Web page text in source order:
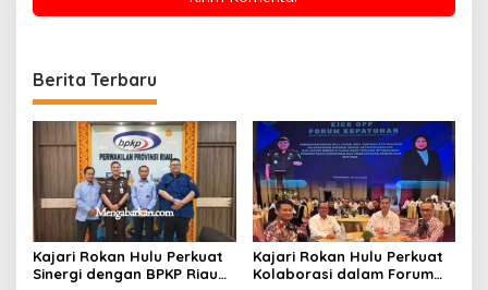
Berita Terbaru
Kajari Rokan Hulu Perkuat
Sinergi dengan BPKP Riau
Kajari Rokan Hulu Perkuat
Kolaborasi dalam Forum